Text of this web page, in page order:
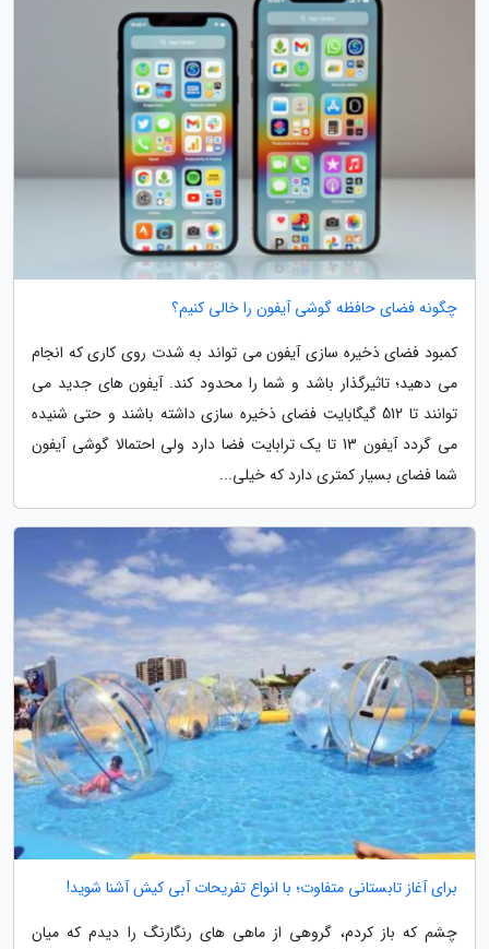
چگونه فضای حافظه گوشی آیفون را خالی کنیم؟
کمبود فضای ذخیره سازی آیفون می تواند به شدت روی کاری که انجام
می دهید؛ تاثیرگذار باشد و شما را محدود کند. آیفون های جدید می
توانند تا 512 گیگابایت فضای ذخیره سازی داشته باشند و حتی شنیده
می گردد آیفون 13 تا یک ترابایت فضا دارد ولی احتمالا گوشی آیفون
شما فضای بسیار کمتری دارد که خیلی...
برای آغاز تابستانی متفاوت؛ با انواع تفریحات آبی کیش آشنا شوید!
چشم که باز کردم، گروهی از ماهی های رنگارنگ را دیدم که میان